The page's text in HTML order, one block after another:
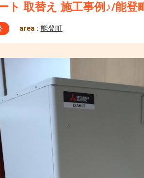
ト 取替え 施工事例♪/能登
area : 能登町